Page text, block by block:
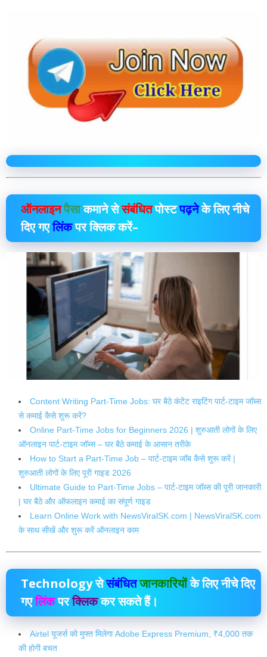
ऑनलाइनपैसाकमाने सेसंबंधितपोस्टपढ़नेके लिए नीचे
दिए गएलिंकपर क्लिक करें–
Content Writing Part-Time Jobs: घर बैठे कंटेंट राइटिंग पार्ट-टाइम जॉब्स
से कमाई कैसे शुरू करें?
Online Part-Time Jobs for Beginners 2026 | शुरुआती लोगों के लिए
ऑनलाइन पार्ट-टाइम जॉब्स – घर बैठे कमाई के आसान तरीके
How to Start a Part-Time Job – पार्ट-टाइम जॉब कैसे शुरू करें |
शुरुआती लोगों के लिए पूरी गाइड 2026
Ultimate Guide to Part-Time Jobs – पार्ट-टाइम जॉब्स की पूरी जानकारी
| घर बैठे और ऑफलाइन कमाई का संपूर्ण गाइड
Learn Online Work with NewsViralSK.com | NewsViralSK.com
के साथ सीखें और शुरू करें ऑनलाइन काम
Technologyसेसंबंधितजानकारियोंके लिए नीचे दिए
गएलिंकपरक्लिककर सकते हैं।
Airtel यूजर्स को मुफ्त मिलेगा Adobe Express Premium, ₹4,000 तक
की होगी बचत